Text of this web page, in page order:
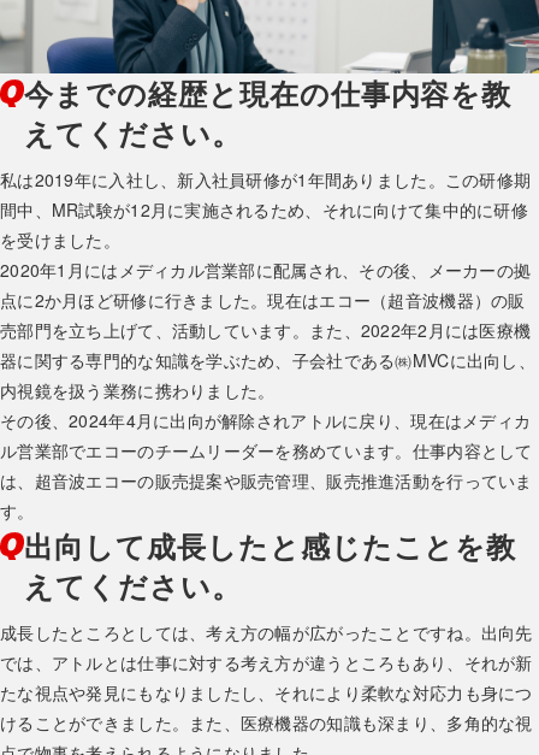
今までの経歴と現在の仕事内容を教
えてください。
私は2019年に入社し、新入社員研修が1年間ありました。この研修期
間中、MR試験が12月に実施されるため、それに向けて集中的に研修
を受けました。
2020年1月にはメディカル営業部に配属され、その後、メーカーの拠
点に2か月ほど研修に行きました。現在はエコー（超音波機器）の販
売部門を立ち上げて、活動しています。また、2022年2月には医療機
器に関する専門的な知識を学ぶため、子会社である㈱MVCに出向し、
内視鏡を扱う業務に携わりました。
その後、2024年4月に出向が解除されアトルに戻り、現在はメディカ
ル営業部でエコーのチームリーダーを務めています。仕事内容として
は、超音波エコーの販売提案や販売管理、販売推進活動を行っていま
す。
出向して成長したと感じたことを教
えてください。
成長したところとしては、考え方の幅が広がったことですね。出向先
では、アトルとは仕事に対する考え方が違うところもあり、それが新
たな視点や発見にもなりましたし、それにより柔軟な対応力も身につ
けることができました。また、医療機器の知識も深まり、多角的な視